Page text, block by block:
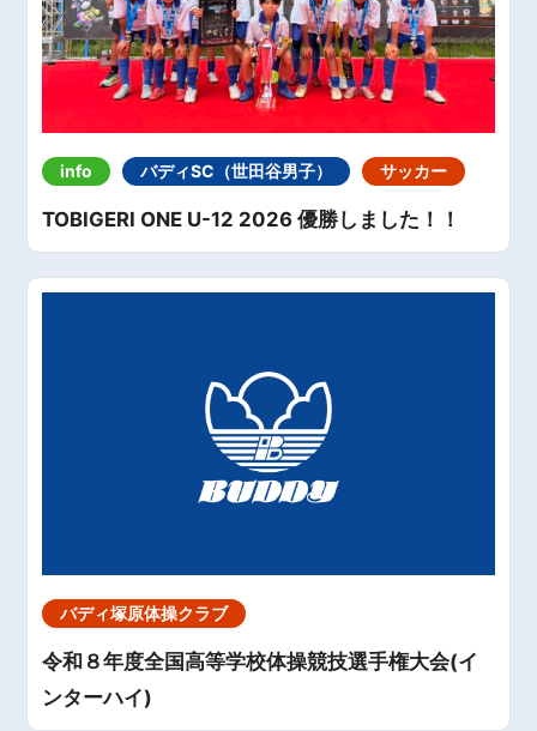
info バディSC（世田谷男子） サッカー
TOBIGERI ONE U-12 2026 優勝しました！！
バディ塚原体操クラブ
令和８年度全国高等学校体操競技選手権大会(イ
ンターハイ)